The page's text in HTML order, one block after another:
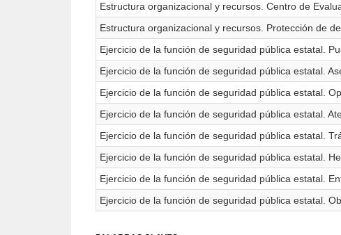
Estructura organizacional y recursos. Centro de
Estructura organizacional y recursos. Protección de
Ejercicio de la función de seguridad pública estatal.
Ejercicio de la función de seguridad pública estatal.
Ejercicio de la función de seguridad pública estatal.
Ejercicio de la función de seguridad pública estatal.
Ejercicio de la función de seguridad pública estatal.
Ejercicio de la función de seguridad pública estatal.
Ejercicio de la función de seguridad pública estatal.
Ejercicio de la función de seguridad pública estatal.